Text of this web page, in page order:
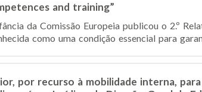
and training”
da Comissão Europeia publicou o 2.º
como uma condição essencial para
por recurso à mobilidade interna,